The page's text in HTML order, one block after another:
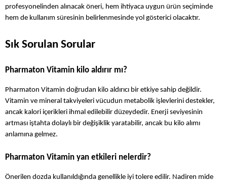
profesyonelinden alınacak öneri, hem ihtiyaca uygun ürün seçiminde
hem de kullanım süresinin belirlenmesinde yol gösterici olacaktır.
Sık Sorulan Sorular
Pharmaton Vitamin kilo aldırır mı?
Pharmaton Vitamin doğrudan kilo aldırıcı bir etkiye sahip değildir.
Vitamin ve mineral takviyeleri vücudun metabolik işlevlerini destekler,
ancak kalori içerikleri ihmal edilebilir düzeydedir. Enerji seviyesinin
artması iştahta dolaylı bir değişiklik yaratabilir, ancak bu kilo alımı
anlamına gelmez.
Pharmaton Vitamin yan etkileri nelerdir?
Önerilen dozda kullanıldığında genellikle iyi tolere edilir. Nadiren mide